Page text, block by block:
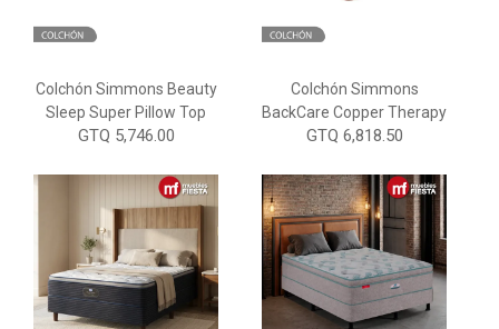
Colchón Simmons Beauty
Sleep Super Pillow Top
GTQ 5,746.00
Colchón Simmons
BackCare Copper Therapy
GTQ 6,818.50